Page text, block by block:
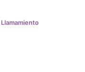
Llamamiento